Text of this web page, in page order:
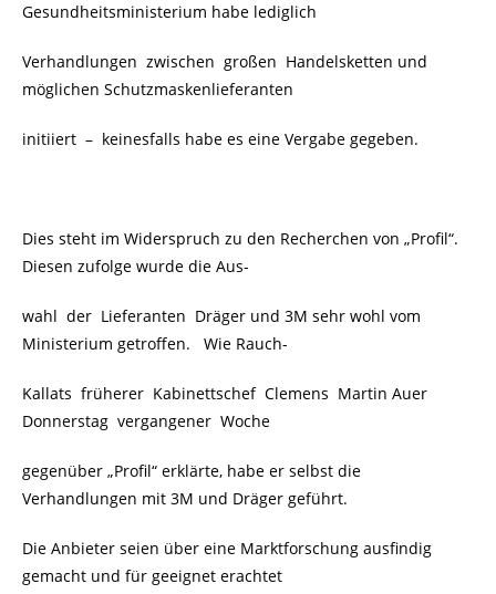
Gesundheitsministerium habe lediglich
Verhandlungen zwischen großen Handelsketten und
möglichen Schutzmaskenlieferanten
initiiert – keinesfalls habe es eine Vergabe gegeben.
Dies steht im Widerspruch zu den Recherchen von „Profil“.
Diesen zufolge wurde die Aus-
wahl der Lieferanten Dräger und 3M sehr wohl vom
Ministerium getroffen. Wie Rauch-
Kallats früherer Kabinettschef Clemens Martin Auer
Donnerstag vergangener Woche
gegenüber „Profil“ erklärte, habe er selbst die
Verhandlungen mit 3M und Dräger geführt.
Die Anbieter seien über eine Marktforschung ausfindig
gemacht und für geeignet erachtet